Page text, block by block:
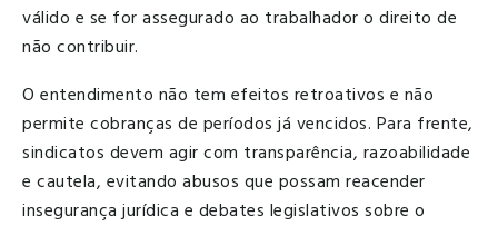
válido e se for assegurado ao trabalhador o direito de
não contribuir.
O entendimento não tem efeitos retroativos e não
permite cobranças de períodos já vencidos. Para frente,
sindicatos devem agir com transparência, razoabilidade
e cautela, evitando abusos que possam reacender
insegurança jurídica e debates legislativos sobre o